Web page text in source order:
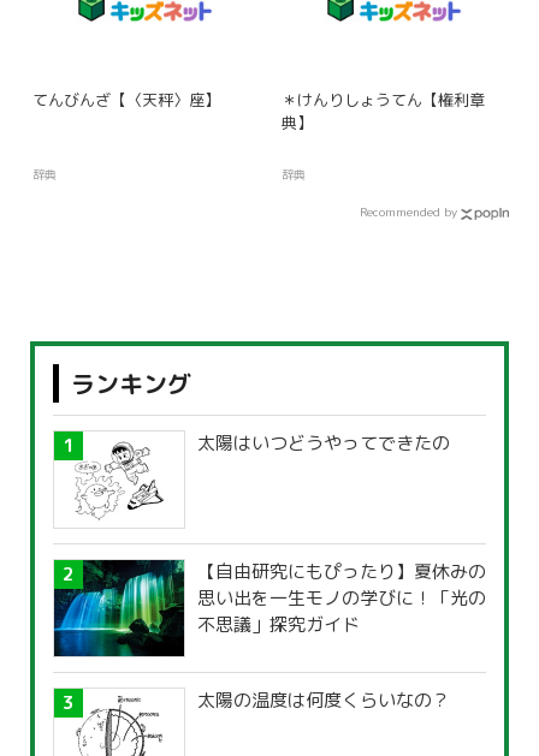
てんびんざ【〈天秤〉座】
辞典
＊けんりしょうてん【権利章
典】
辞典
Recommended by
ランキング
太陽はいつどうやってできたの
【自由研究にもぴったり】夏休みの
思い出を一生モノの学びに！「光の
不思議」探究ガイド
太陽の温度は何度くらいなの？